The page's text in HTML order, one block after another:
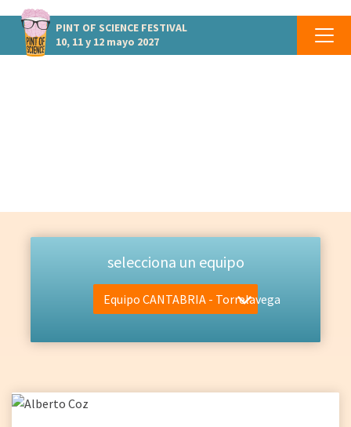
PINT OF SCIENCE FESTIVAL
10, 11 y 12 mayo 2027
selecciona un equipo
Equipo CANTABRIA - Torrelavega